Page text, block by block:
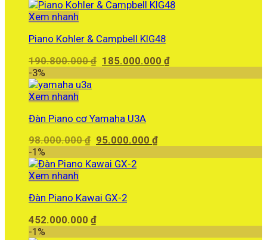
Xem nhanh
Piano Kohler & Campbell KIG48
190.800.000₫ Giá
185.000.000₫Giá
-3%
Xem nhanh
Đàn Piano cơ Yamaha U3A
98.000.000₫ Giá
là:
95.000.000₫Giá
-1%
Xem nhanh
Đàn Piano Kawai GX-2
452.000.000 ₫
-1%